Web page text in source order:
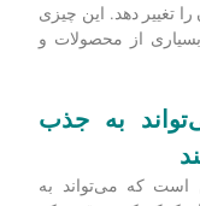
شود.
منجر به
به نوآوری شود. با
می‌توانند محصولات
تغییر دهد. این چیزی